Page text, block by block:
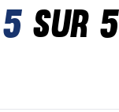
5sur 5